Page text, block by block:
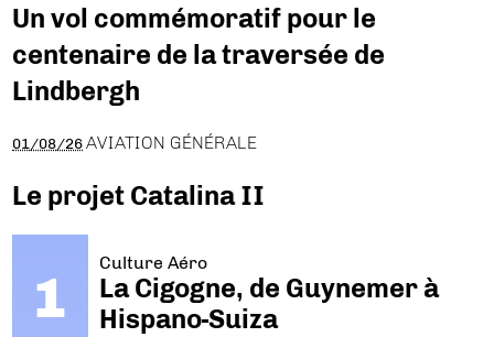
Un vol commémoratif pour le
centenaire de la traversée de
Lindbergh
01/08/26 AVIATION GÉNÉRALE
Le projet Catalina II
Culture Aéro
La Cigogne, de Guynemer à
Hispano-Suiza